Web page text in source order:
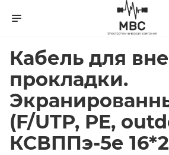
Кабель для
прокладки.
(F/UTP, PE,
КСВППэ-5е